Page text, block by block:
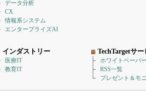
データ分析
CX
情報系システム
エンタープライズAI
インダストリー
医療IT
教育IT
TechTargetサー
ホワイトペーパー
RSS一覧
プレゼント＆モ